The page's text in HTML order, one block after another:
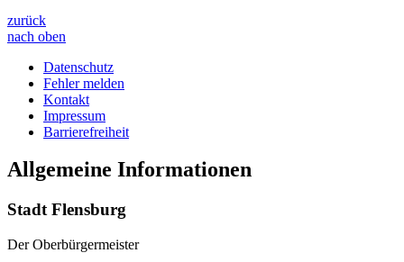
zurück
nach oben
Datenschutz
Fehler melden
Kontakt
Impressum
Barrierefreiheit
Allgemeine Informationen
Stadt Flensburg
Der Oberbürgermeister